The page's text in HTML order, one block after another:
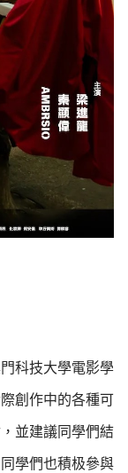
科技大學電影學
創作中的各種可
並建議同學們結
學們也積极參與